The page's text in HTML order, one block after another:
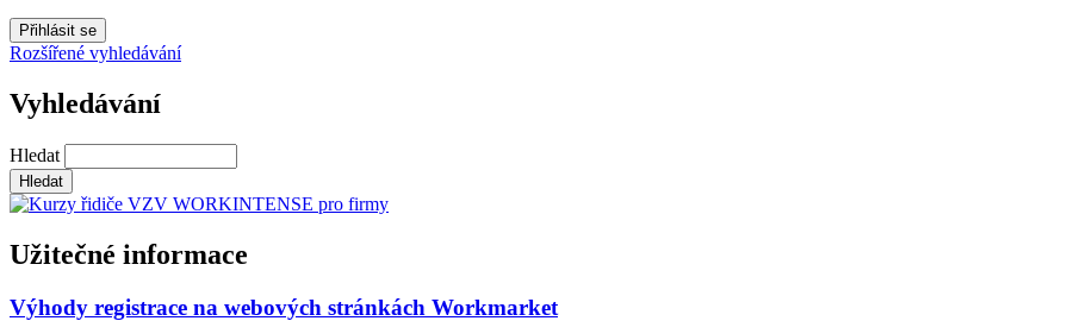
Rozšířené vyhledávání
Vyhledávání
Hledat
Užitečné informace
Výhody registrace na webových stránkách Workmarket